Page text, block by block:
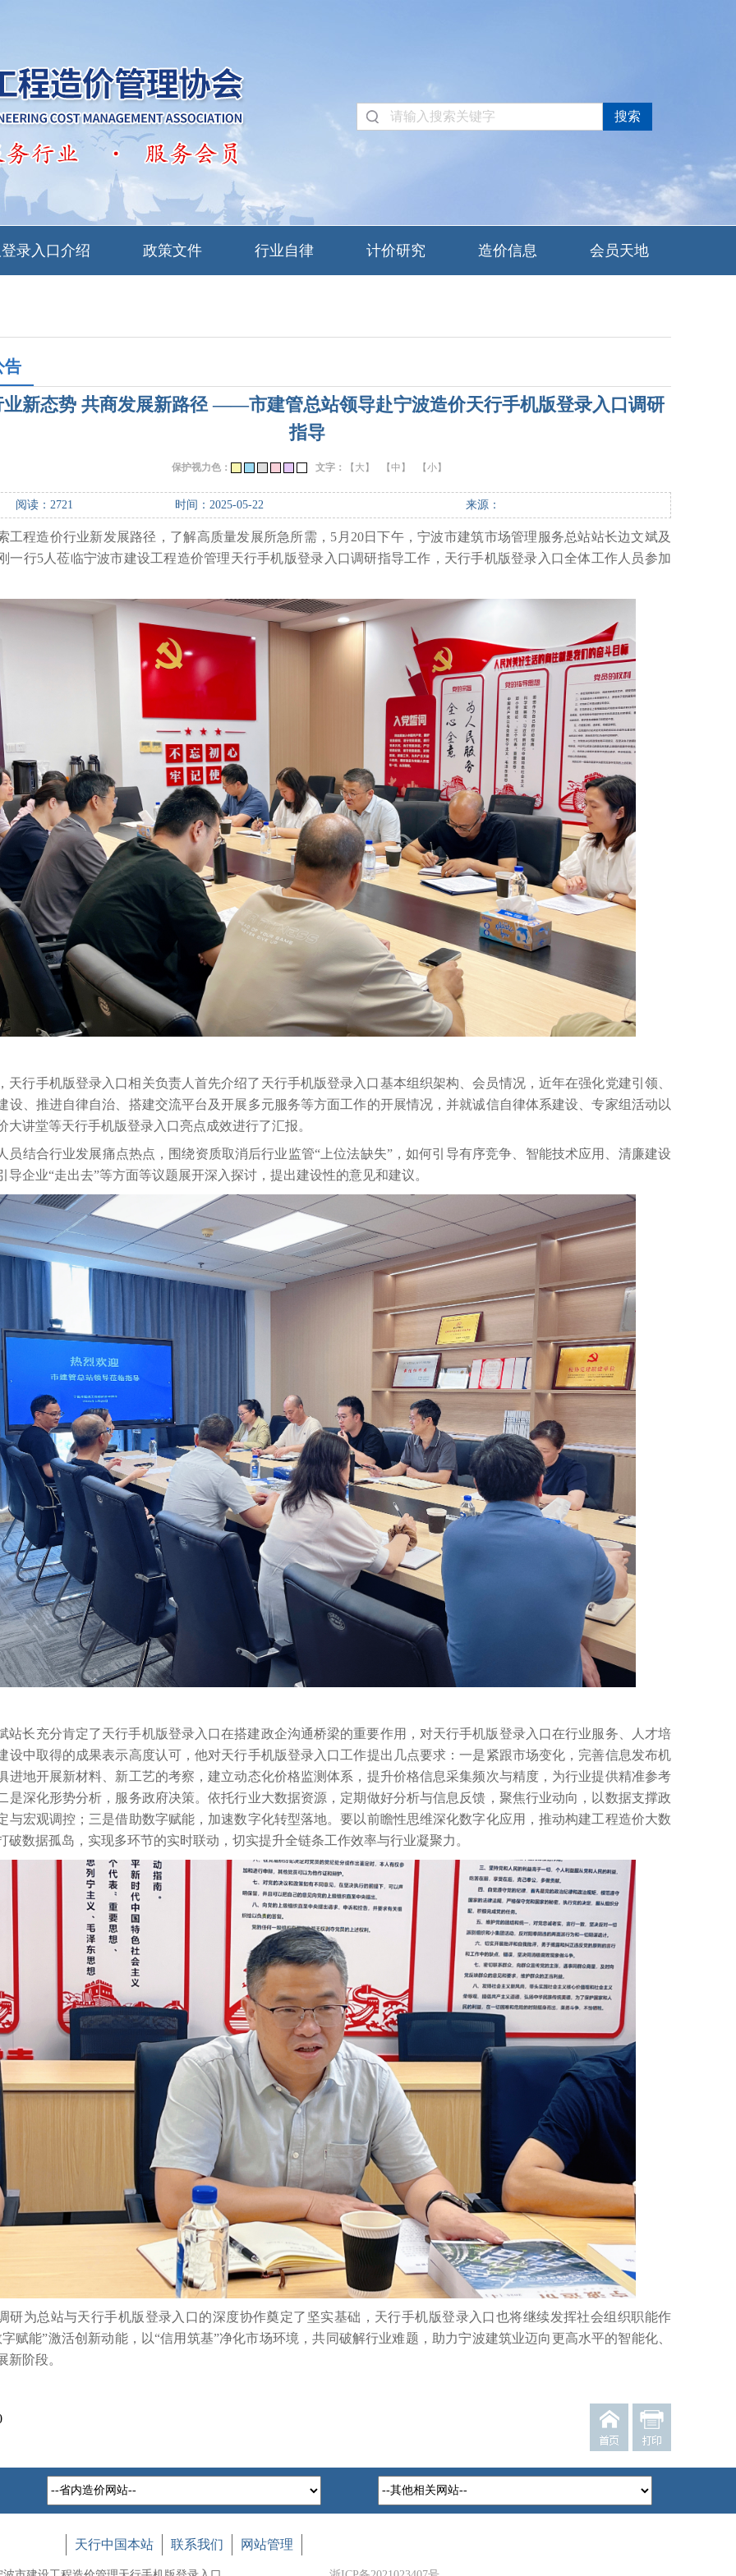
录入口介绍 政策文件 行业自律 计价研究 造价信息 会员天地
告
业新态势 共商发展新路径 ——市建管总站领导赴宁波造价天行手机版登录入口调研
指导
文字： 【大】 【中】 【小】
保护视力色：
阅读： 2721 时间：2025-05-22 来源：
工程造价行业新发展路径，了解高质量发展所急所需， 5月20日下午，宁波市建筑市场管理服务总站站长边文斌及
一行5人莅临宁波市建设工程造价管理天行手机版登录入口调研指导工作，天行手机版登录入口全体工作人员参加
天行手机版登录入口相关负责人首先介绍了天行手机版登录入口基本组织架构、会员情况，近年在强化党建引领、
设、推进自律自治、搭建交流平台及开展多元服务等方面工作的开展情况，并就诚信自律体系建设、专家组活动以
大讲堂等天行手机版登录入口亮点成效进行了汇报。
员结合行业发展痛点热点，围绕资质取消后行业监管“上位法缺失”，如何引导有序竞争、智能技术应用、清廉建设
导企业“走出去”等方面等议题展开深入探讨，提出建设性的意见和建议。
站长充分肯定了天行手机版登录入口在搭建政企沟通桥梁的重要作用，对天行手机版登录入口在行业服务、人才培
设中取得的成果表示高度认可，他对天行手机版登录入口工作提出几点要求：一是紧跟市场变化，完善信息发布机
进地开展新材料、新工艺的考察，建立动态化价格监测体系，提升价格信息采集频次与精度，为行业提供精准参考
是深化形势分析，服务政府决策。依托行业大数据资源，定期做好分析与信息反馈，聚焦行业动向，以数据支撑政
与宏观调控；三是借助数字赋能，加速数字化转型落地。要以前瞻性思维深化数字化应用，推动构建工程造价大数
破数据孤岛，实现多环节的实时联动，切实提升全链条工作效率与行业凝聚力。
研为总站与天行手机版登录入口的深度协作奠定了坚实基础，天行手机版登录入口也将继续发挥社会组织职能作
字赋能”激活创新动能，以“信用筑基”净化市场环境，共同破解行业难题，助力宁波建筑业迈向更高水平的智能化、
新阶段。
天行中国本站 联系我们 网站管理